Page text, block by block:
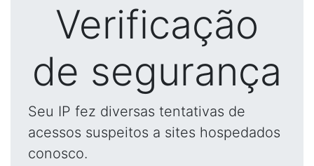
Verificação
de segurança
Seu IP fez diversas tentativas de
acessos suspeitos a sites hospedados
conosco.